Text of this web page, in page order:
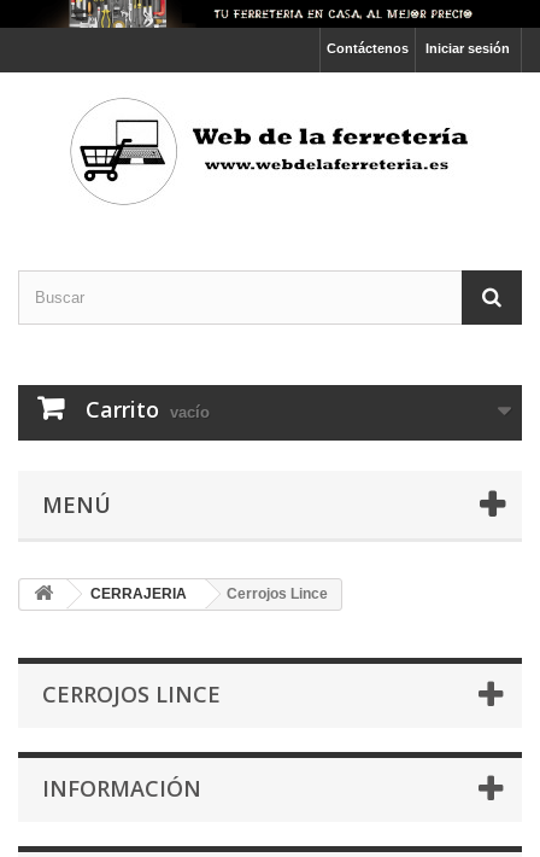
Iniciar sesión
Contáctenos
Carrito vacío
MENÚ
CERRAJERIA Cerrojos Lince
CERROJOS LINCE
INFORMACIÓN